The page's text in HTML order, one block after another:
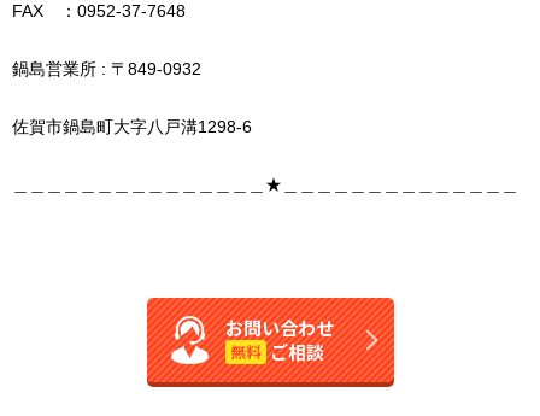
FAX ：0952-37-7648
鍋島営業所 : 〒849-0932
佐賀市鍋島町大字八戸溝1298-6
＿＿＿＿＿＿＿＿＿＿＿＿＿＿＿★＿＿＿＿＿＿＿＿＿＿＿＿＿＿
お問い合わせ
無料 ご相談